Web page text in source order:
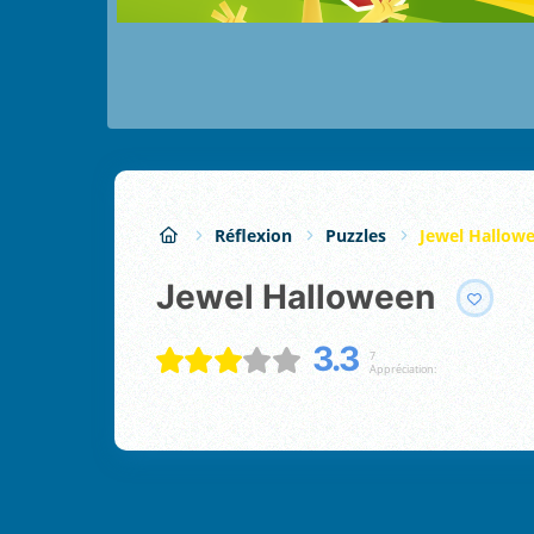
Réflexion Puzzles Jewel
Jewel Halloween
3.3
7
Appréciation: